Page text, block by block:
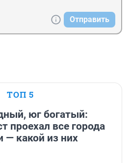
Отправить
ТОП 5
юг богатый:
проехал все города
— какой из них